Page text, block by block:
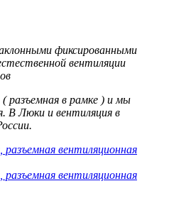
фиксированными
вентиляции
в рамке ) и мы
В Люки и вентиляция в
вентиляционная
вентиляционная